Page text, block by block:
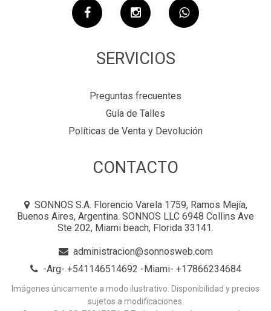
SERVICIOS
Preguntas frecuentes
Guía de Talles
Políticas de Venta y Devolución
CONTACTO
SONNOS S.A. Florencio Varela 1759, Ramos Mejía,
Buenos Aires, Argentina. SONNOS LLC 6948 Collins Ave
Ste 202, Miami beach, Florida 33141.
administracion@sonnosweb.com
-Arg- +541146514692 -Miami- +17866234684
Imágenes únicamente a modo ilustrativo. Disponibilidad y precios
sujetos a modificaciones.